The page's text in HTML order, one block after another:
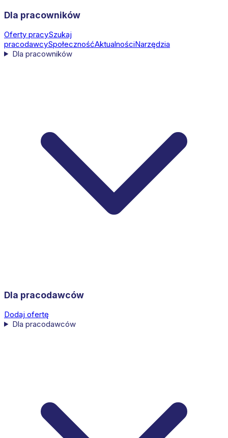
Dla pracowników
Oferty pracySzukaj
pracodawcySpołecznośćAktualnościNarzędzia
Dla pracowników
Dla pracodawców
Dodaj ofertę
Dla pracodawców